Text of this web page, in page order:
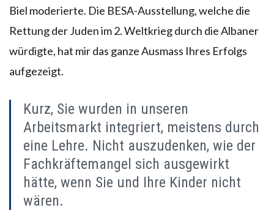
Biel moderierte. Die BESA-Ausstellung, welche die
Rettung der Juden im 2. Weltkrieg durch die Albaner
würdigte, hat mir das ganze Ausmass Ihres Erfolgs
aufgezeigt.
Kurz, Sie wurden in unseren
Arbeitsmarkt integriert, meistens durch
eine Lehre. Nicht auszudenken, wie der
Fachkräftemangel sich ausgewirkt
hätte, wenn Sie und Ihre Kinder nicht
wären.